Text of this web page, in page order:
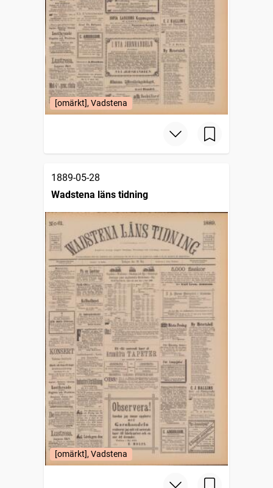
[omärkt], Vadstena
1889-05-28
Wadstena läns tidning
[omärkt], Vadstena